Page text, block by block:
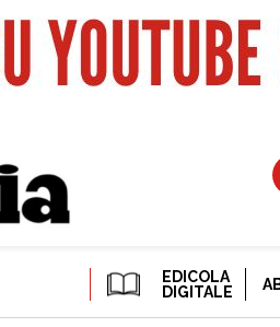
EDICOLA
DIGITALE